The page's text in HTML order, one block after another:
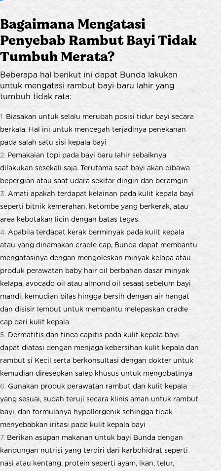
Bagaimana Mengatasi
Penyebab Rambut Bayi Tidak
Tumbuh Merata?
Beberapa hal berikut ini dapat Bunda lakukan
untuk mengatasi rambut bayi baru lahir yang
tumbuh tidak rata:
Biasakan untuk selalu merubah posisi tidur bayi secara
berkala. Hal ini untuk mencegah terjadinya penekanan
pada salah satu sisi kepala bayi
Pemakaian topi pada bayi baru lahir sebaiknya
dilakukan sesekali saja. Terutama saat bayi akan dibawa
bepergian atau saat udara sekitar dingin dan beramgin
Amati apakah terdapat kelainan pada kulit kepala bayi
seperti bitnik kemerahan, ketombe yang berkerak, atau
area kebotakan licin dengan batas tegas.
Apabila terdapat kerak berminyak pada kulit kepala
atau yang dinamakan cradle cap, Bunda dapat membantu
mengatasinya dengan mengoleskan minyak kelapa atau
produk perawatan baby hair oil berbahan dasar minyak
kelapa, avocado oil atau almond oil sesaat sebelum bayi
mandi, kemudian bilas hingga bersih dengan air hangat
dan disisir lembut untuk membantu melepaskan cradle
cap dari kulit kepala
Dermatitisdan tinea capitis pada kulit kepala bayi
dapat diatasi dengan menjaga kebersihan kulit kepala dan
rambut si Kecil serta berkonsultasi dengan dokter untuk
kemudian diresepkan salep khusus untuk mengobatinya
Gunakan produk perawatan rambut dan kulit kepala
yang sesuai, sudah teruji secara klinis aman untuk rambut
bayi, dan formulanya hypollergenik sehingga tidak
menyebabkan iritasi pada kulit kepala bayi
Berikan asupan makanan untuk bayi Bunda dengan
kandungan nutrisi yang terdiri dari karbohidrat seperti
nasi atau kentang, protein seperti ayam, ikan, telur,